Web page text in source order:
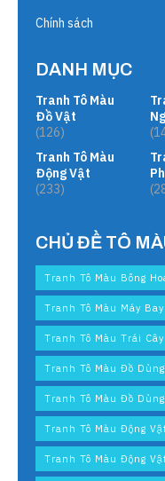
Chính sách
DANH MỤC
Tranh Tô Màu
Đồ Vật
(126)
Tranh Tô Màu
Động Vật
(233)
CHỦ ĐỀ TÔ
Tranh Tô Màu Bông
Tranh Tô Màu Máy Bay
Tranh Tô Màu Trái Cây
Tranh Tô Màu Đồ
Tranh Tô Màu Đồ
Tranh Tô Màu Động
Tranh Tô Màu Động